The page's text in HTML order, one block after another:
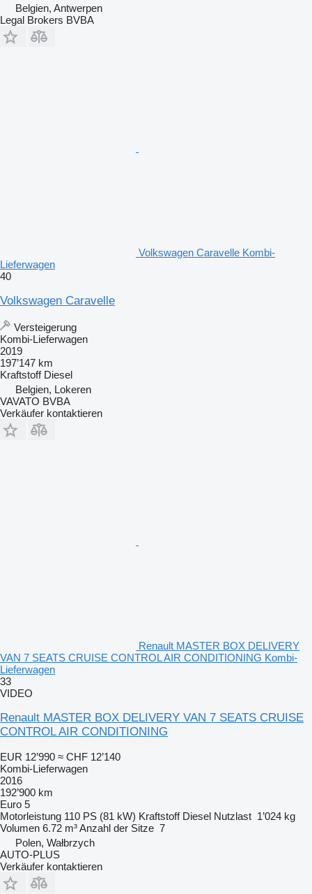
Belgien, Antwerpen
Legal Brokers BVBA
Volkswagen Caravelle Kombi-
Lieferwagen
40
Volkswagen Caravelle
Versteigerung
Kombi-Lieferwagen
2019
197’147 km
Kraftstoff Diesel
Belgien, Lokeren
VAVATO BVBA
Verkäufer kontaktieren
Renault MASTER BOX DELIVERY
VAN 7 SEATS CRUISE CONTROL AIR CONDITIONING Kombi-
Lieferwagen
33
VIDEO
Renault MASTER BOX DELIVERY VAN 7 SEATS CRUISE
CONTROL AIR CONDITIONING
EUR 12’990 ≈ CHF 12’140
Kombi-Lieferwagen
2016
192’900 km
Euro 5
Motorleistung 110 PS (81 kW) Kraftstoff Diesel Nutzlast 1’024 kg
Volumen 6.72 m³Anzahl der Sitze 7
Polen, Wałbrzych
AUTO-PLUS
Verkäufer kontaktieren